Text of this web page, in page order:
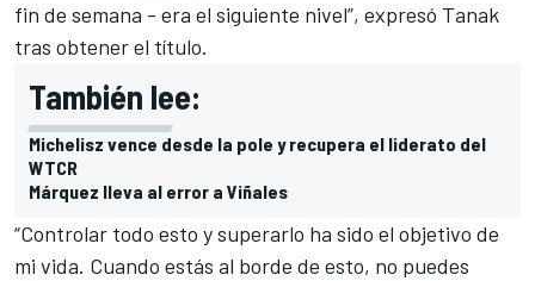
fin de semana - era el siguiente nivel”, expresó Tanak
tras obtener el título.
También lee:
Michelisz vence desde la pole y recupera el liderato del
WTCR
Márquez lleva al error a Viñales
“Controlar todo esto y superarlo ha sido el objetivo de
mi vida. Cuando estás al borde de esto, no puedes